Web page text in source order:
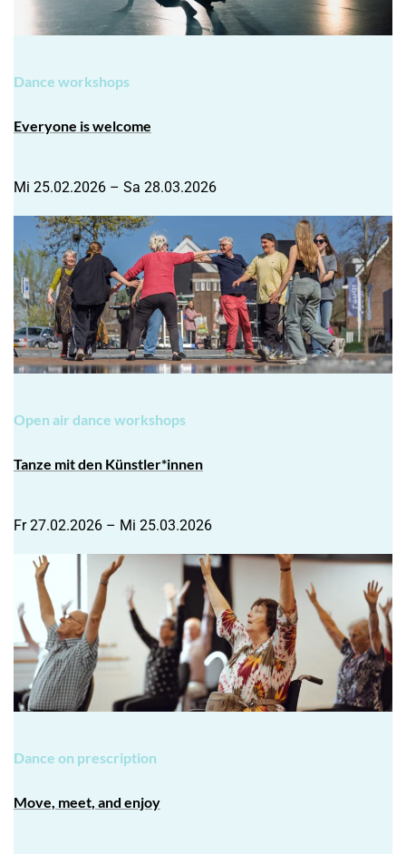
Dance workshops
Everyone is welcome
Mi 25.02.2026 – Sa 28.03.2026
Open air dance workshops
Tanze mit den Künstler*innen
Fr 27.02.2026 – Mi 25.03.2026
Dance on prescription
Move, meet, and enjoy